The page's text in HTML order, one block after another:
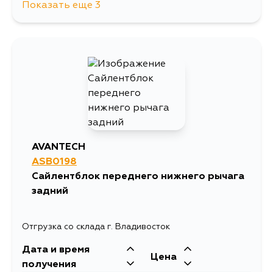
Показать еще 3
AVANTECH
ASB0198
Сайлентблок переднего нижнего рычага
задний
Отгрузка со склада г. Владивосток
Дата и время
получения
Цена